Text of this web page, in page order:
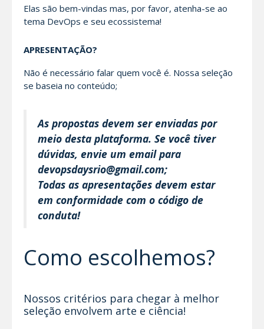
Elas são bem-vindas mas, por favor, atenha-se ao
tema DevOps e seu ecossistema!
APRESENTAÇÃO?
Não é necessário falar quem você é. Nossa seleção
se baseia no conteúdo;
As propostas devem ser enviadas por
meio desta plataforma. Se você tiver
dúvidas, envie um email para
devopsdaysrio@gmail.com;
Todas as apresentações devem estar
em conformidade com o código de
conduta!
Como escolhemos?
Nossos critérios para chegar à melhor
seleção envolvem arte e ciência!